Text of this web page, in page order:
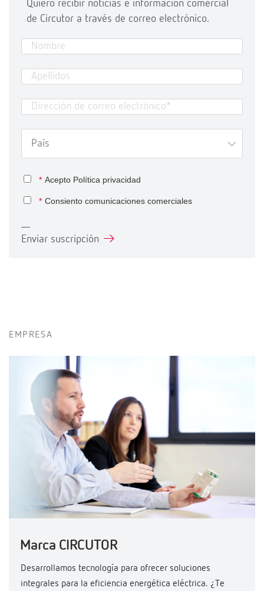
Quiero recibir noticias e información comercial
de Circutor a través de correo electrónico.
* Acepto Política privacidad
* Consiento comunicaciones comerciales
Enviar suscripción
EMPRESA
Marca CIRCUTOR
Desarrollamos tecnología para ofrecer soluciones
integrales para la eficiencia energética eléctrica. ¿Te